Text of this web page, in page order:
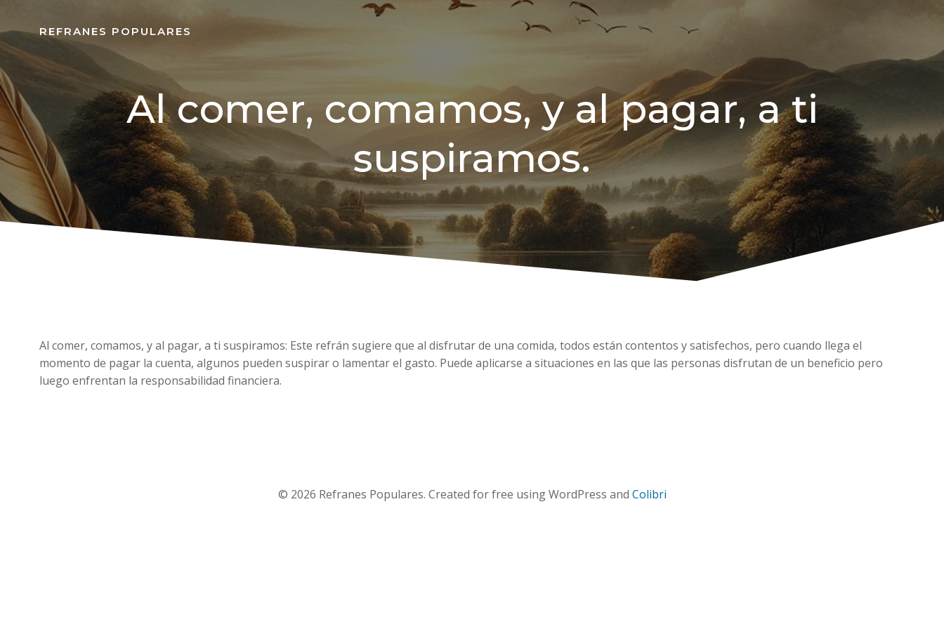
REFRANES POPULARES
Al comer, comamos, y al pagar, a ti
suspiramos.
Al comer, comamos, y al pagar, a ti suspiramos: Este refrán sugiere que al disfrutar de una comida, todos están contentos y satisfechos, pero cuando llega el
momento de pagar la cuenta, algunos pueden suspirar o lamentar el gasto. Puede aplicarse a situaciones en las que las personas disfrutan de un beneficio pero
luego enfrentan la responsabilidad financiera.
© 2026 Refranes Populares. Created for free using WordPress and Colibri